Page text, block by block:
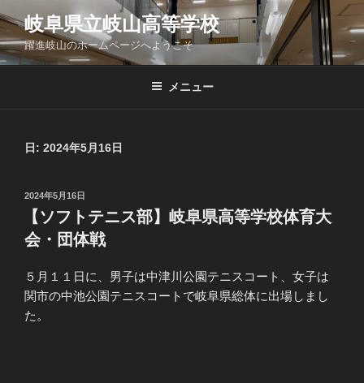
ン
テ
ン
岐阜県立岐山高等学校
躍進岐山のホームページへようこそ
メニュー
日: 2024年5月16日
投
日:
2024年5月16日
【ソフトテニス部】岐阜県高等学校体育大
会・団体戦
５月１１日に、男子は中津川公園テニスコート、女子は
関市の中池公園テニスコートで岐阜県総体に出場しまし
た。